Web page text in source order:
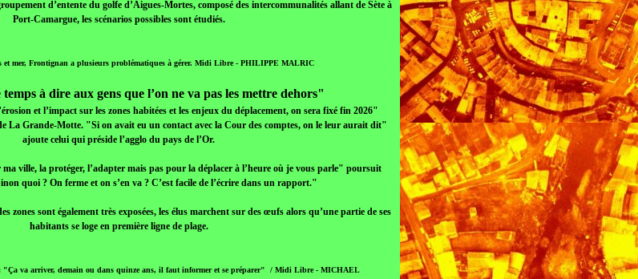
d’entente du golfe d’Aigues-Mortes, composé des intercommunalités allant de Sète à
Port-Camargue, les scénarios possibles sont étudiés.
et mer, Frontignan a plusieurs problématiques à gérer. Midi Libre - PHILIPPE MALRIC
à dire aux gens que l’on ne va pas les mettre dehors"
et l’impact sur les zones habitées et les enjeux du déplacement, on sera fixé fin 2026"
La Grande-Motte. "Si on avait eu un contact avec la Cour des comptes, on le leur aurait dit"
ajoute celui qui préside l’agglo du pays de l’Or.
ville, la protéger, l’adapter mais pas pour la déplacer à l’heure où je vous parle" poursuit
quoi ? On ferme et on s’en va ? C’est facile de l’écrire dans un rapport."
zones sont également très exposées, les élus marchent sur des œufs alors qu’une partie de ses
habitants se loge en première ligne de plage.
"Ça va arriver, demain ou dans quinze ans, il faut informer et se préparer" / Midi Libre - MICHAEL